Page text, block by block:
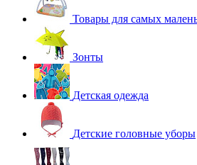
Товары для самых
Зонты
Детская одежда
Детские головные уборы